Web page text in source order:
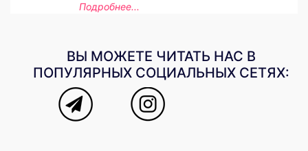
Подробнее...
ВЫ МОЖЕТЕ ЧИТАТЬ НАС В
ПОПУЛЯРНЫХ СОЦИАЛЬНЫХ СЕТЯХ: